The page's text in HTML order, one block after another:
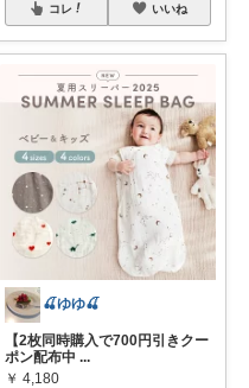
コレ いいね
🍒ゆゆ🍒
【2枚同時購入で700円引きクー
ポン配布中 ...
￥ 4,180